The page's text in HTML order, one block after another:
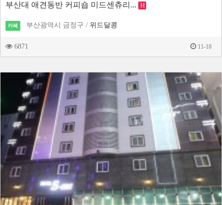
부산대 애견동반 커피숍 미드센츄리... H
카페 부산광역시 금정구 / 위드달콩
6871 11-18